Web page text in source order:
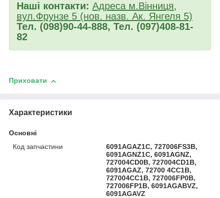
Наші контакти: Адреса м.Вінниця,
вул.Фрунзе 5 (нов. назв. Ак. Янгеля 5)
Тел. (098)90-44-888, Тел. (097)408-81-
82
Приховати
Характеристики
Основні
Код запчастини
6091AGAZ1C, 727006FS3B,
6091AGNZ1C, 6091AGNZ,
727004CD0B, 727004CD1B,
6091AGAZ, 72700 4CC1B,
727004CC1B, 727006FP0B,
727006FP1B, 6091AGABVZ,
6091AGAVZ